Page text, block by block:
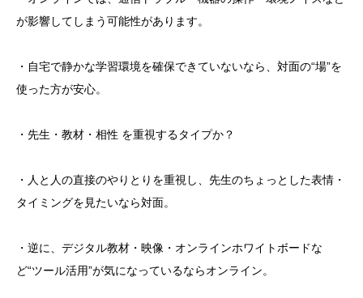
が影響してしまう可能性があります。
・自宅で静かな学習環境を確保できていないなら、対面の“場”を
使った方が安心。
・先生・教材・相性 を重視するタイプか？
・人と人の直接のやりとりを重視し、先生のちょっとした表情・
タイミングを見たいなら対面。
・逆に、デジタル教材・映像・オンラインホワイトボードな
ど“ツール活用”が気になっているならオンライン。